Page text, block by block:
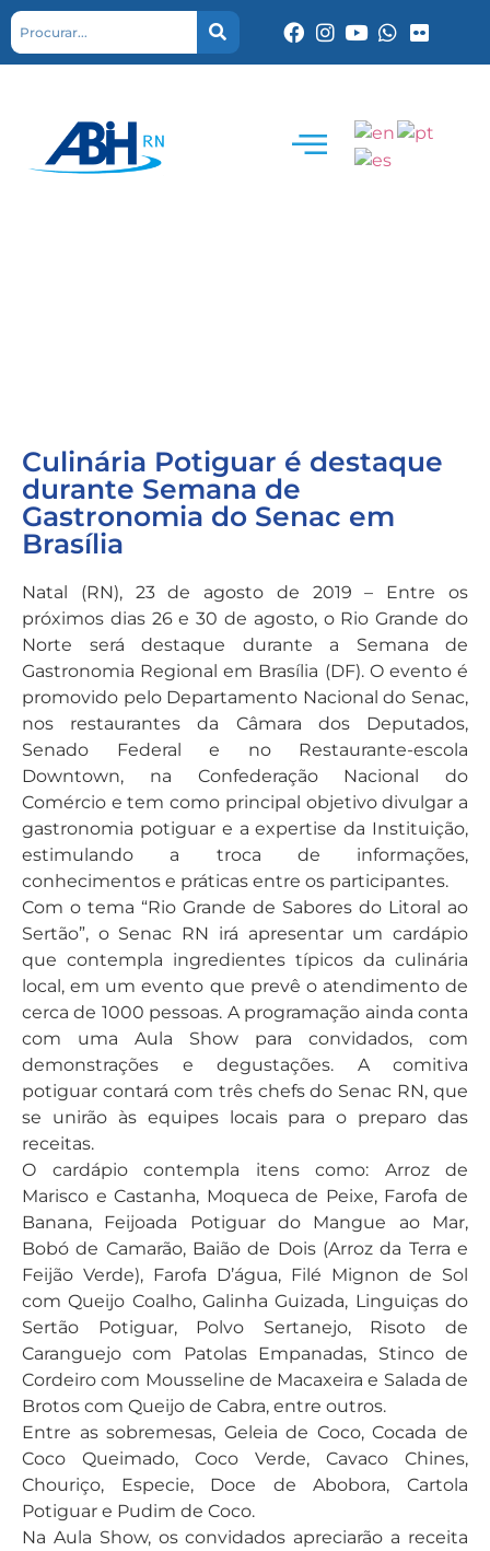
Culinária Potiguar é destaque
durante Semana de
Gastronomia do Senac em
Brasília
Natal (RN), 23 de agosto de 2019 – Entre os
próximos dias 26 e 30 de agosto, o Rio Grande do
Norte será destaque durante a Semana de
Gastronomia Regional em Brasília (DF). O evento é
promovido pelo Departamento Nacional do Senac,
nos restaurantes da Câmara dos Deputados,
Senado Federal e no Restaurante-escola
Downtown, na Confederação Nacional do
Comércio e tem como principal objetivo divulgar a
gastronomia potiguar e a expertise da Instituição,
estimulando a troca de informações,
conhecimentos e práticas entre os participantes.
Com o tema “Rio Grande de Sabores do Litoral ao
Sertão”, o Senac RN irá apresentar um cardápio
que contempla ingredientes típicos da culinária
local, em um evento que prevê o atendimento de
cerca de 1000 pessoas. A programação ainda conta
com uma Aula Show para convidados, com
demonstrações e degustações. A comitiva
potiguar contará com três chefs do Senac RN, que
se unirão às equipes locais para o preparo das
receitas.
O cardápio contempla itens como: Arroz de
Marisco e Castanha, Moqueca de Peixe, Farofa de
Banana, Feijoada Potiguar do Mangue ao Mar,
Bobó de Camarão, Baião de Dois (Arroz da Terra e
Feijão Verde), Farofa D’água, Filé Mignon de Sol
com Queijo Coalho, Galinha Guizada, Linguiças do
Sertão Potiguar, Polvo Sertanejo, Risoto de
Caranguejo com Patolas Empanadas, Stinco de
Cordeiro com Mousseline de Macaxeira e Salada de
Brotos com Queijo de Cabra, entre outros.
Entre as sobremesas, Geleia de Coco, Cocada de
Coco Queimado, Coco Verde, Cavaco Chines,
Chouriço, Especie, Doce de Abobora, Cartola
Potiguar e Pudim de Coco.
Na Aula Show, os convidados apreciarão a receita